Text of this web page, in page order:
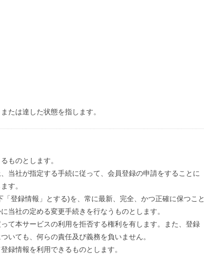
たは達した状態を指します。
ものとします。
当社が指定する手続に従って、会員登録の申請をすることに
す。
登録情報」とする)を、常に最新、完全、かつ正確に保つこと
当社の定める変更手続きを行なうものとします。
て本サービスの利用を拒否する権利を有します。また、登録
いても、何らの責任及び義務を負いません。
録情報を利用できるものとします。